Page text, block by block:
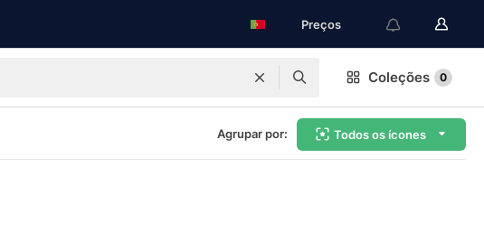
Preços
Coleções 0
Agrupar por: Todos os ícones